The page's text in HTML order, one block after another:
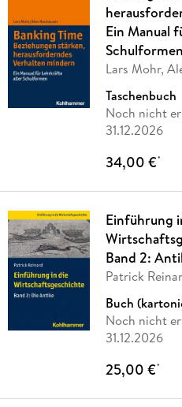
Ein Manual
Schulformen
Lars Mohr,
Taschenbuch
Noch nicht
31.12.2026
34,00 €*
Einführung
Band 2:
Patrick
Buch
Noch nicht
31.12.2026
25,00 €*